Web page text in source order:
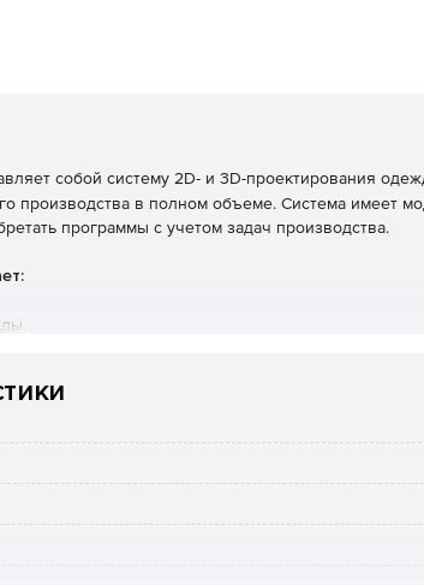
собой систему 2D- и 3D-проектирования
производства в полном объеме. Система имеет
программы с учетом задач производства.